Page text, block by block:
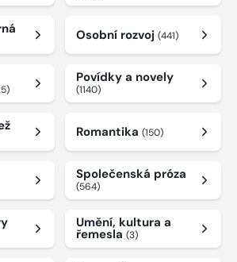
Osobní rozvoj (441)
Povídky a novely
(1140)
Romantika (150)
Společenská próza
(564)
Umění, kultura a
řemesla (3)